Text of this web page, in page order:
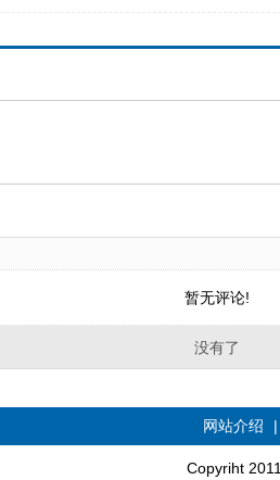
暂无评论!
没有了
网站介绍
Copyriht